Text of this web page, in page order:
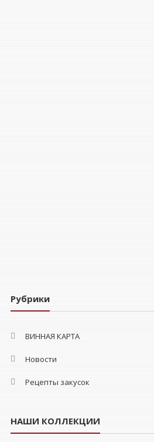
Рубрики
ВИННАЯ КАРТА
Новости
Рецепты закусок
НАШИ КОЛЛЕКЦИИ